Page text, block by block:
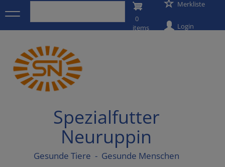
zum
User
account
Merkliste
Login
0
items
Spezialfutter
Neuruppin
Gesunde Tiere - Gesunde Menschen